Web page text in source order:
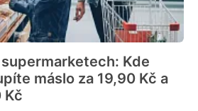
Kde
máslo za 19,90 Kč a
Kč